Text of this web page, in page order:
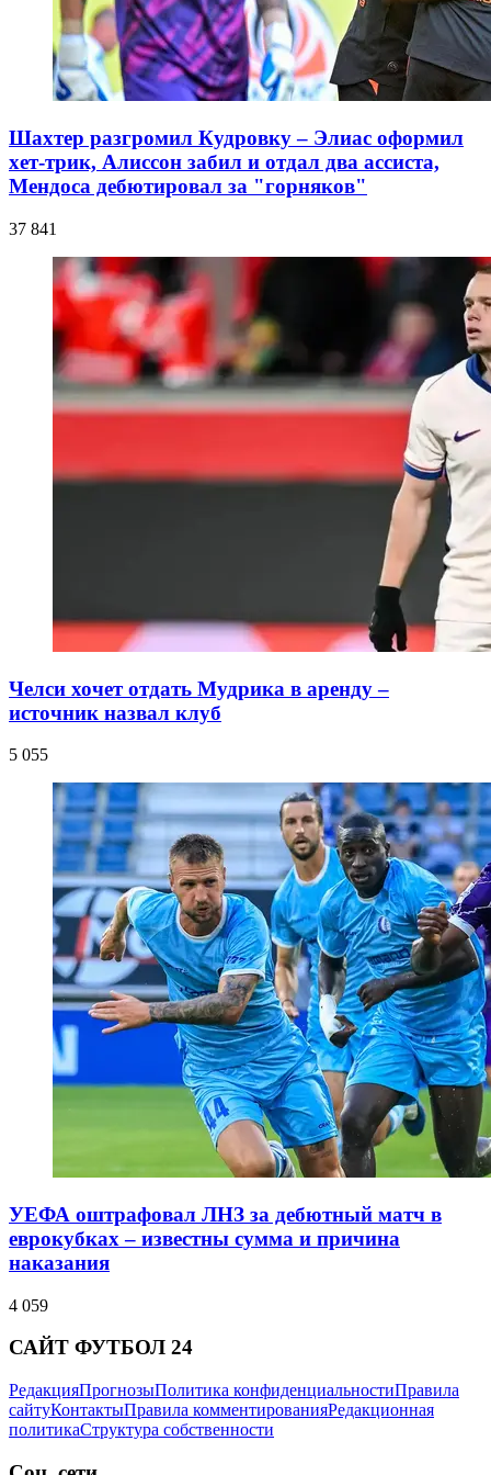
Шахтер разгромил Кудровку – Элиас оформил
хет-трик, Алиссон забил и отдал два ассиста,
Мендоса дебютировал за "горняков"
37 841
Челси хочет отдать Мудрика в аренду –
источник назвал клуб
5 055
УЕФА оштрафовал ЛНЗ за дебютный матч в
еврокубках – известны сумма и причина
наказания
4 059
САЙТ ФУТБОЛ 24
РедакцияПрогнозыПолитика конфиденциальностиПравила
сайтуКонтактыПравила комментированияРедакционная
политикаСтруктура собственности